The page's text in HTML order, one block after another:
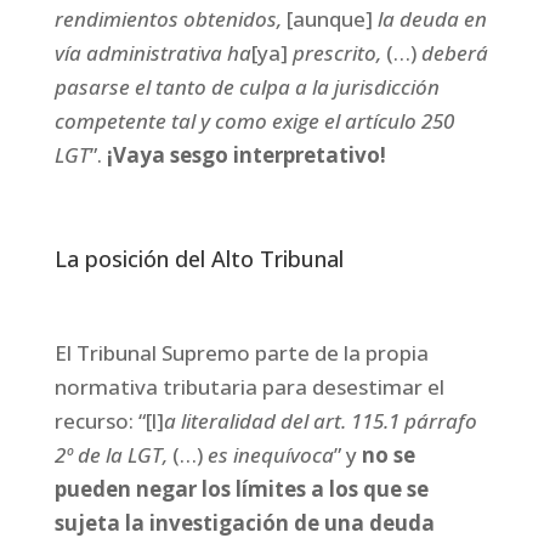
rendimientos obtenidos, [aunque] la deuda en
vía administrativa ha[ya] prescrito, (…) deberá
pasarse el tanto de culpa a la jurisdicción
competente tal y como exige el artículo 250
LGT”. ¡Vaya sesgo interpretativo!
La posición del Alto Tribunal
El Tribunal Supremo parte de la propia
normativa tributaria para desestimar el
recurso: “[l]a literalidad del art. 115.1 párrafo
2º de la LGT, (…)es inequívoca” y no se
pueden negar los límites a los que se
sujeta la investigación de una deuda